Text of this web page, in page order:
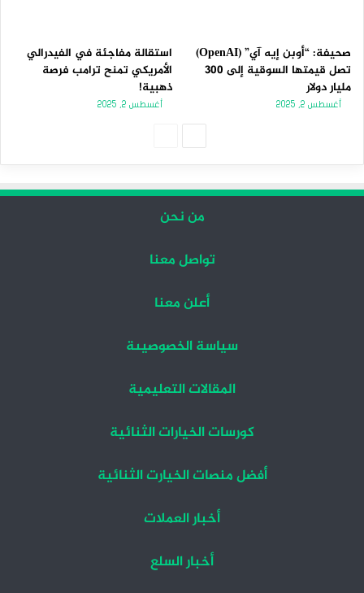
صحيفة: “أوبن إيه آي” (OpenAI)
تصل قيمتها السوقية إلى 300
مليار دولار
أغسطس 2, 2025
استقالة مفاجئة في الفيدرالي
الأمريكي تمنح ترامب فرصة
ذهبية!
أغسطس 2, 2025
من نحن
تواصل معنا
أعلن معنا
سياسة الخصوصيىة
المقالات التعليمية
كورسات الخيارات الثنائية
أفضل منصات الخيارت الثنائية
أخبار العملات
أخبار السلع